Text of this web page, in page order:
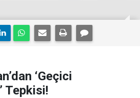
‘Geçici
Tepkisi!